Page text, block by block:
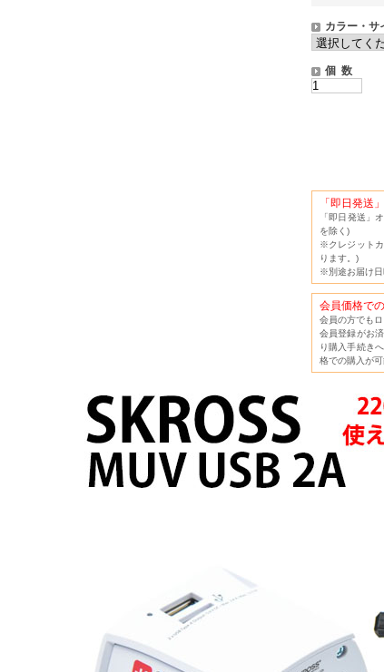
カラー・サ
個 数
「即日発送
「即日発送」
を除く)
※クレジットカ
ります。)
※別途お届け日
会員価格で
会員の方でも
会員登録がお
り購入手続き
格での購入が可